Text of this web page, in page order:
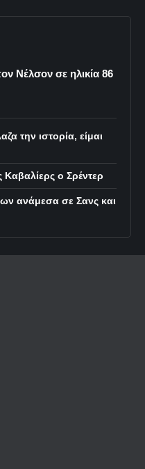
Νέλσον σε ηλικία 86
την ιστορία, είμαι
ο Σρέντερ
ανάμεσα σε Σανς και